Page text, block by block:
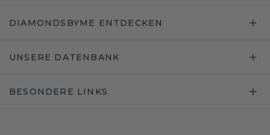
DIAMONDSBYME ENTDECKEN
UNSERE DATENBANK
BESONDERE LINKS